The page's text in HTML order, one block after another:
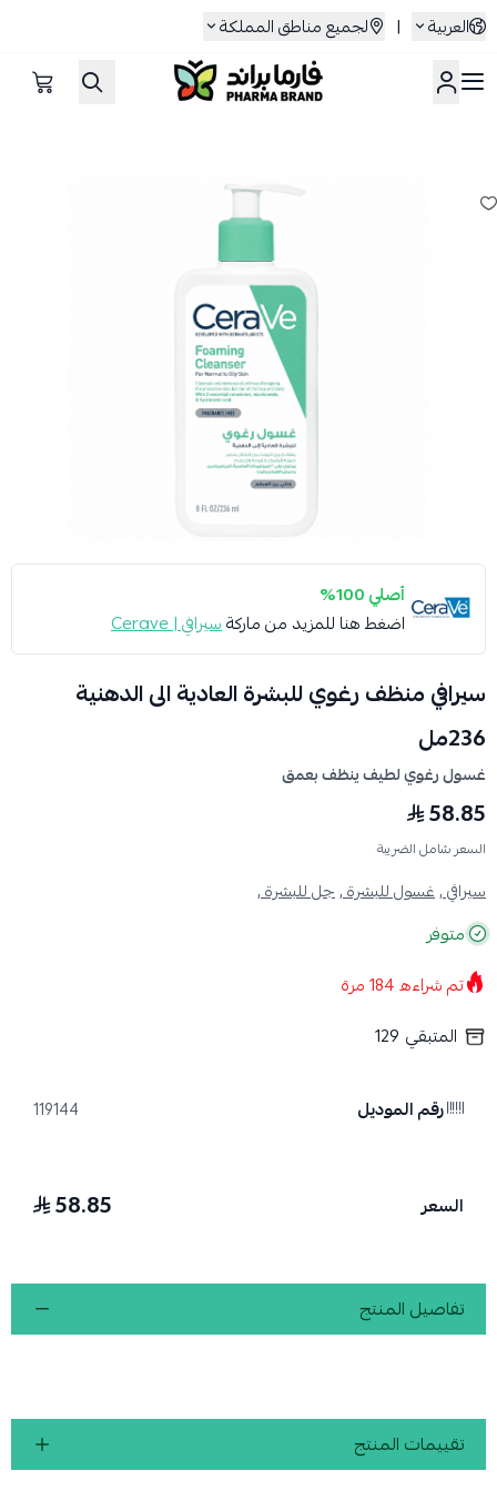
العربية | لجميع مناطق المملكة
صيدلية فارما براند
أصلي 100%
اضغط هنا للمزيد من ماركةسيرافي | Cerave
سيرافي منظف رغوي للبشرة العادية الى الدهنية
236مل
غسول رغوي لطيف ينظف بعمق
58.85
السعر شامل الضريبة
سيرافي ,غسول للبشرة ,جل للبشرة ,
متوفر
تم شراءه184مرة
المتبقي 129
رقم الموديل 119144
السعر 58.85
تفاصيل المنتج
تقييمات المنتج